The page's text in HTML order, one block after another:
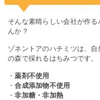
そんな素晴らしい会社が作
んか？
ゾネントアのハチミツは、
の森で採れるはちみつです。
・薬剤不使用
・合成添加物不使用
・非加糖・非加熱